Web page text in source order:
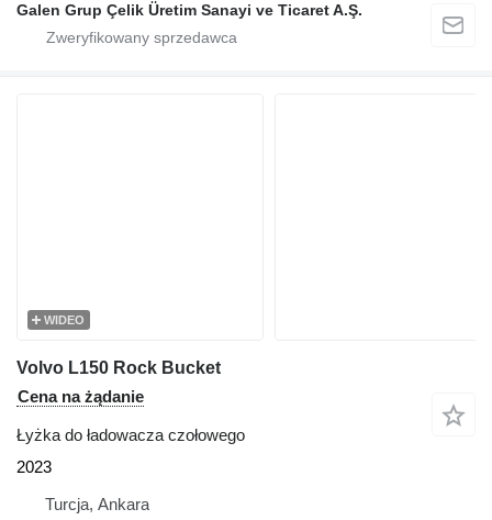
Galen Grup Çelik Üretim Sanayi ve Ticaret A.Ş.
WIDEO
Volvo L150 Rock Bucket
Cena na żądanie
Łyżka do ładowacza czołowego
2023
Turcja, Ankara